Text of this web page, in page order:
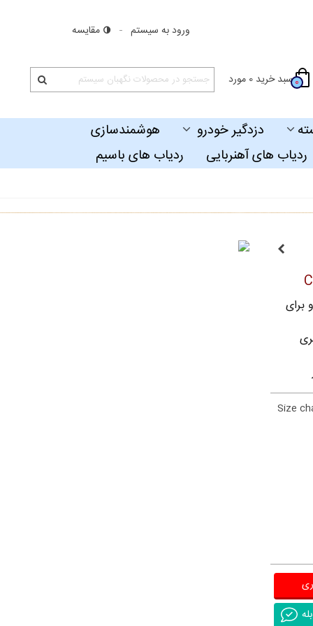
ورود به سیستم مقایسه
0سبد خرید 0 مورد
دزدگیر خودرو
هوشمندسازی
ردیاب های آهنربایی ردیاب های باسیم
برای
Size